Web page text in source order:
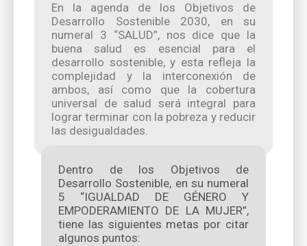
En la agenda de los Objetivos de
Desarrollo Sostenible 2030, en su
numeral 3 “SALUD”, nos dice que la
buena salud es esencial para el
desarrollo sostenible, y esta refleja la
complejidad y la interconexión de
ambos, así como que la cobertura
universal de salud será integral para
lograr terminar con la pobreza y reducir
las desigualdades.
Dentro de los Objetivos de
Desarrollo Sostenible, en su numeral
5 “IGUALDAD DE GÉNERO Y
EMPODERAMIENTO DE LA MUJER”,
tiene las siguientes metas por citar
algunos puntos: